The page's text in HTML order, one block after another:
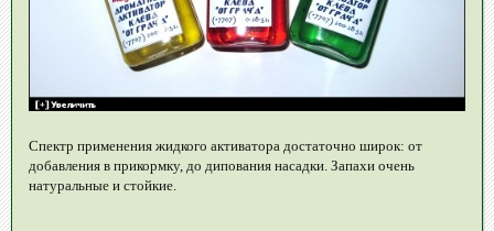
Спектр применения жидкого активатора достаточно широк: от
добавления в прикормку, до дипования насадки. Запахи очень
натуральные и стойкие.